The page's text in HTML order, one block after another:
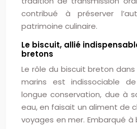
contribué à préserver
patrimoine culinaire.
Le biscuit, allié
bretons
Le rôle du biscuit breton
marins est indissociable
longue conservation, due à
eau, en faisait un aliment de
voyages en mer. Embarqué à